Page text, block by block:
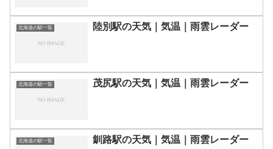
北海道の駅一覧 陸別駅の天気｜気温｜雨雲レーダー
北海道の駅一覧 茂尻駅の天気｜気温｜雨雲レーダー
北海道の駅一覧 釧路駅の天気｜気温｜雨雲レーダー